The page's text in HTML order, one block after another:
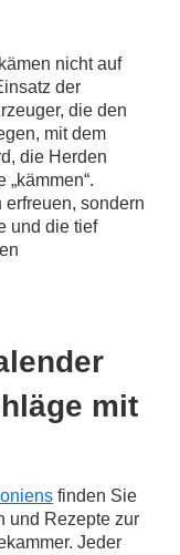
nicht auf
der
die den
mit dem
die Herden
erfreuen, sondern
und die tief
mit
finden Sie
und Rezepte zur
Jeder